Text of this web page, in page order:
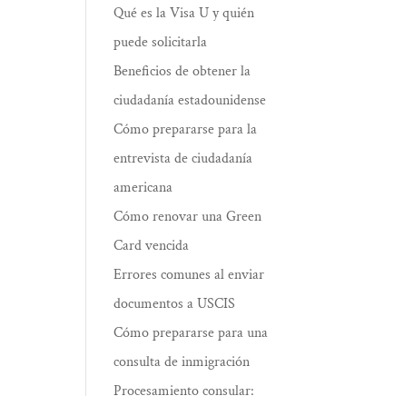
Qué es la Visa U y quién
puede solicitarla
Beneficios de obtener la
ciudadanía estadounidense
Cómo prepararse para la
entrevista de ciudadanía
americana
Cómo renovar una Green
Card vencida
Errores comunes al enviar
documentos a USCIS
Cómo prepararse para una
consulta de inmigración
Procesamiento consular: